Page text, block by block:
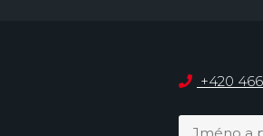
+420